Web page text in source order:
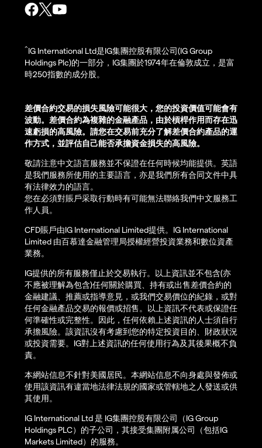
^IG International Ltd是IG集團控股有限公司(IG Group
Holdings Plc)的一部分，IG集團於1974年在倫敦成立，是富
時250指數的成分股。
差價合約交易的損失風險可能很大，您的投資價值可能會有
波動。差價合約為複雜的金融產品，由於槓桿作用而存在迅
速虧損的高風險。請您在交易前充分了解差價合約產品的運
作方式，並評估自己能否承擔資金損失的高風險。
敬請注意中文語言服務並不保證在任何時候均能提供。英語
是我們服務所使用的主要語言，亦是我們所有合同文件中具
有法律效力的語言。
您在必須對賬戶采取行動時有可能無法聯絡我們中文服務工
作人員。
CFD賬戶由IG International Limited提供。IG International
Limited 由百慕達金融管理局授權經營投資業務和數位資產
業務。
IG提供的所有服務僅止於交易執行。以上資訊並不包含(亦
不應被理解為包含)任何關於購買、持有或出售差價合約的
金融建議、推薦或指導意見，或我們交易價位的紀錄，或對
任何金融產品交易的報價或招售。以上資訊不代表或保證任
何準確性或完整性。因此，任何依賴上述資訊的人士須自行
承擔風險。該資訊沒有考慮到您的特定投資目的、財政狀況
或投資需要。IG對上述資訊的任何使用行為及其後果概不負
責。
本網站信息不針對美國居民。本網站信息不向身處與發佈或
使用該資訊有違當地法律法規的國家或管轄地之人發送或供
其使用。
IG International Ltd 是 IG集團控股有限公司（IG Group
Holdings PLC）的子公司，其接受集團附属公司（包括IG
Markets Limited）的服務。